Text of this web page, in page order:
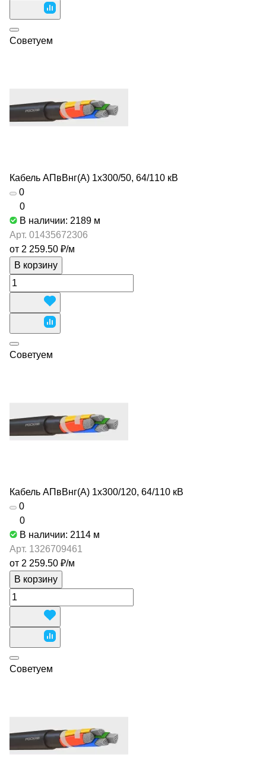
Советуем
Кабель АПвВнг(А) 1х300/50, 64/110 кВ
0
0
В наличии: 2189 м
Арт. 01435672306
от 2 259.50 ₽/м
В корзину
Советуем
Кабель АПвВнг(А) 1х300/120, 64/110 кВ
0
0
В наличии: 2114 м
Арт. 1326709461
от 2 259.50 ₽/м
В корзину
Советуем